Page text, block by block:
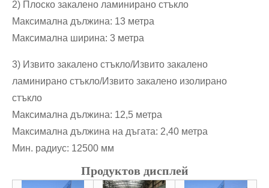
2) Плоско закалено ламинирано стъкло
Максимална дължина: 13 метра
Максимална ширина: 3 метра
3) Извито закалено стъкло/Извито закалено
ламинирано стъкло/Извито закалено изолирано
стъкло
Максимална дължина: 12,5 метра
Максимална дължина на дъгата: 2,40 метра
Мин. радиус: 12500 мм
Продуктов дисплей